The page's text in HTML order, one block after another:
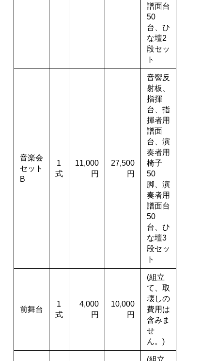
譜面台
50
台、ひ
な壇2
段セッ
ト
音楽会
セット
B
1
式
11,000
円
27,500
円
音響反
射板、
指揮
台、指
揮者用
譜面
台、演
奏者用
椅子
50
脚、演
奏者用
譜面台
50
台、ひ
な壇3
段セッ
ト
前舞台
1
式
4,000
円
10,000
円
(組立
て、取
壊しの
費用は
含みま
せ
ん。)
(組立